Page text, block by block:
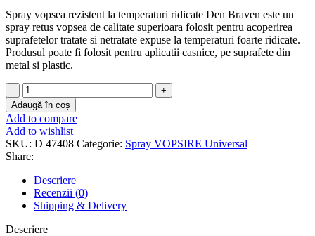
Spray vopsea rezistent la temperaturi ridicate Den Braven este un
spray retus vopsea de calitate superioara folosit pentru acoperirea
suprafetelor tratate si netratate expuse la temperaturi foarte ridicate.
Produsul poate fi folosit pentru aplicatii casnice, pe suprafete din
metal si plastic.
Cantitate
Spray
vopsea
rezistent
la
temperaturi
ridicate
,
Den
Braven
Super
Color
Adaugă în coș
Add to compare
Add to wishlist
SKU: D 47408 Categorie: Spray VOPSIRE Universal
Share:
Descriere
Recenzii (0)
Shipping & Delivery
Descriere